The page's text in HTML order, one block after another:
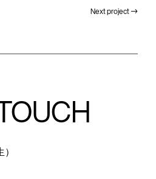
Next project